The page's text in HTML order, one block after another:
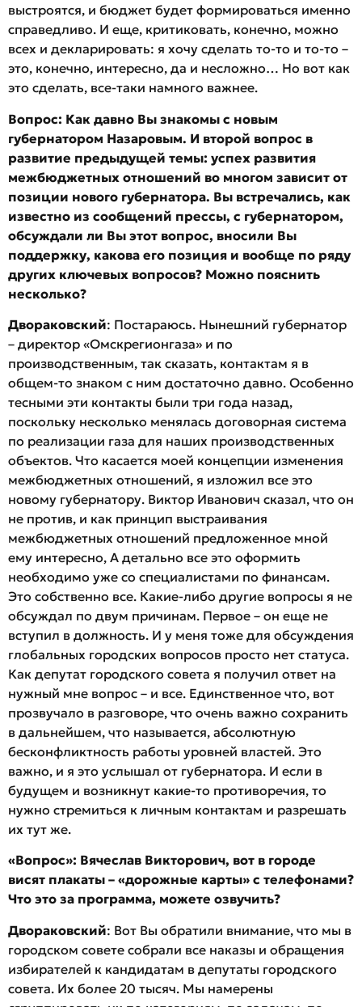
выстроятся, и бюджет будет формироваться именно
справедливо. И еще, критиковать, конечно, можно
всех и декларировать: я хочу сделать то-то и то-то –
это, конечно, интересно, да и несложно… Но вот как
это сделать, все-таки намного важнее.
Вопрос: Как давно Вы знакомы с новым
губернатором Назаровым. И второй вопрос в
развитие предыдущей темы: успех развития
межбюджетных отношений во многом зависит от
позиции нового губернатора. Вы встречались, как
известно из сообщений прессы, с губернатором,
обсуждали ли Вы этот вопрос, вносили Вы
поддержку, какова его позиция и вообще по ряду
других ключевых вопросов? Можно пояснить
несколько?
Двораковский: Постараюсь. Нынешний губернатор
– директор «Омскрегионгаза» и по
производственным, так сказать, контактам я в
общем-то знаком с ним достаточно давно. Особенно
тесными эти контакты были три года назад,
поскольку несколько менялась договорная система
по реализации газа для наших производственных
объектов. Что касается моей концепции изменения
межбюджетных отношений, я изложил все это
новому губернатору. Виктор Иванович сказал, что он
не против, и как принцип выстраивания
межбюджетных отношений предложенное мной
ему интересно, А детально все это оформить
необходимо уже со специалистами по финансам.
Это собственно все. Какие-либо другие вопросы я не
обсуждал по двум причинам. Первое – он еще не
вступил в должность. И у меня тоже для обсуждения
глобальных городских вопросов просто нет статуса.
Как депутат городского совета я получил ответ на
нужный мне вопрос – и все. Единственное что, вот
прозвучало в разговоре, что очень важно сохранить
в дальнейшем, что называется, абсолютную
бесконфликтность работы уровней властей. Это
важно, и я это услышал от губернатора. И если в
будущем и возникнут какие-то противоречия, то
нужно стремиться к личным контактам и разрешать
их тут же.
«Вопрос»: Вячеслав Викторович, вот в городе
висят плакаты – «дорожные карты» с телефонами?
Что это за программа, можете озвучить?
Двораковский: Вот Вы обратили внимание, что мы в
городском совете собрали все наказы и обращения
избирателей к кандидатам в депутаты городского
совета. Их более 20 тысяч. Мы намерены